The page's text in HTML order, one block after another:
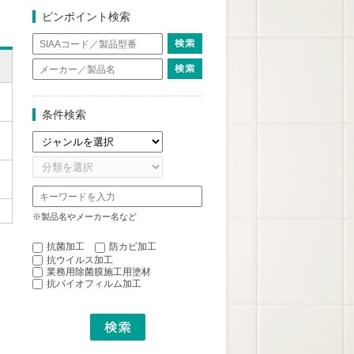
ピンポイント検索
条件検索
※製品名やメーカー名など
抗菌加工
防カビ加工
抗ウイルス加工
業務用除菌膜施工用塗材
抗バイオフィルム加工